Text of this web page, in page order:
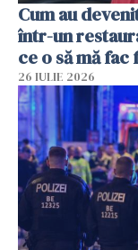
Cum au
într-un
ce o să mă fac
26 IULIE 2026